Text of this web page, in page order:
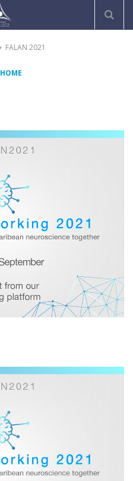
FALAN 2021
HOME